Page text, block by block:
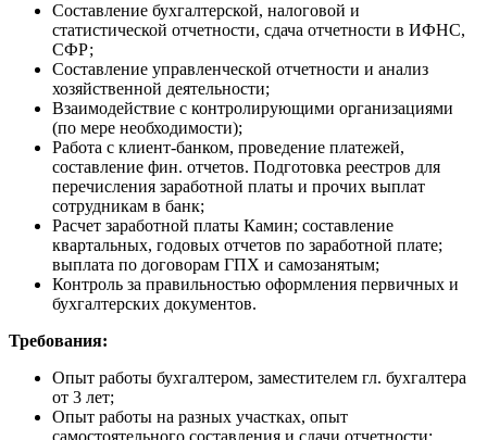
Составление бухгалтерской, налоговой и
статистической отчетности, сдача отчетности в ИФНС,
СФР;
Составление управленческой отчетности и анализ
хозяйственной деятельности;
Взаимодействие с контролирующими организациями
(по мере необходимости);
Работа с клиент-банком, проведение платежей,
составление фин. отчетов. Подготовка реестров для
перечисления заработной платы и прочих выплат
сотрудникам в банк;
Расчет заработной платы Камин; составление
квартальных, годовых отчетов по заработной плате;
выплата по договорам ГПХ и самозанятым;
Контроль за правильностью оформления первичных и
бухгалтерских документов.
Требования:
Опыт работы бухгалтером, заместителем гл. бухгалтера
от 3 лет;
Опыт работы на разных участках, опыт
самостоятельного составления и сдачи отчетности;